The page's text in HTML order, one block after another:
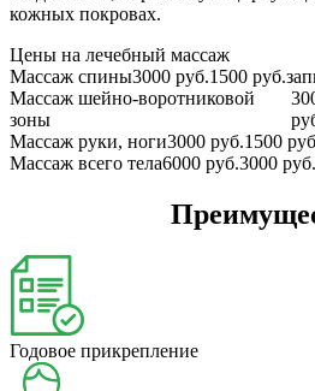
кожных покровах.
Цены на лечебный массаж
Массаж спины3000 руб.1500 руб.
Массаж шейно-воротниковой
зоны
Массаж руки, ноги3000 руб.1500
Массаж всего тела6000 руб.3000 руб.
Годовое прикрепление